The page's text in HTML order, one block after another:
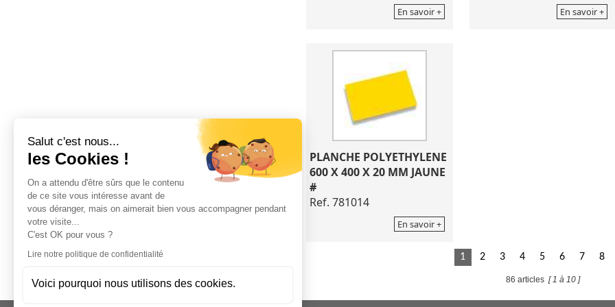
Salut c'est nous...
les Cookies !
On a attendu d'être sûrs que le contenu
de ce site vous intéresse avant de
vous déranger, mais on aimerait bien vous accompagner pendant
votre visite...
C'est OK pour vous ?
Lire notre politique de confidentialité
Voici pourquoi nous utilisons des cookies.
En savoir + En savoir +
PLANCHE POLYETHYLENE
600 X 400 X 20 MM JAUNE
#
Ref. 781014
En savoir +
1 2 3 4 5 6 7 8
86 articles [ 1 à 10 ]